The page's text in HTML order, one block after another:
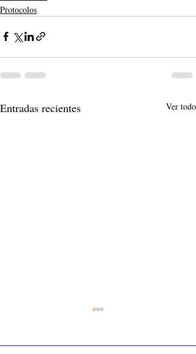
Protocolos
Entradas recientes Ver todo